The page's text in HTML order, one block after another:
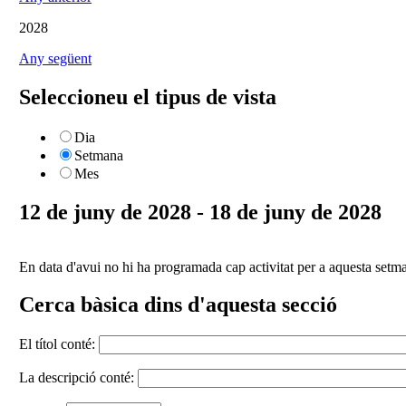
2028
Any següent
Seleccioneu el tipus de vista
Dia
Setmana
Mes
12 de juny de 2028 - 18 de juny de 2028
En data d'avui no hi ha programada cap activitat per a aquesta
Cerca bàsica dins d'aquesta secció
El títol conté:
La descripció conté: